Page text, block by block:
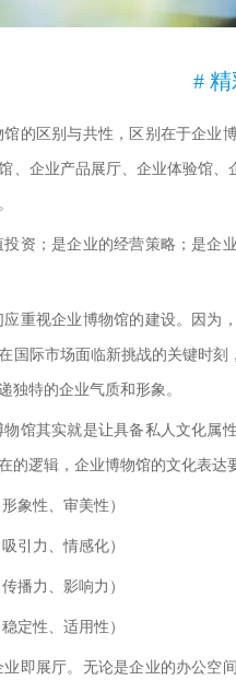
#
的区别与共性，区别在于企业
、企业产品展厅、企业体验馆
资；是企业的经营策略；是企
重视企业博物馆的建设。因为
国际市场面临新挑战的关键时
独特的企业气质和形象。
馆其实就是让具备私人文化属
的逻辑，企业博物馆的文化表
象性、审美性）
引力、情感化）
播力、影响力）
定性、适用性）
即展厅。无论是企业的办公空